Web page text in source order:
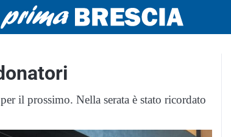
il prossimo. Nella serata è stato ricordato